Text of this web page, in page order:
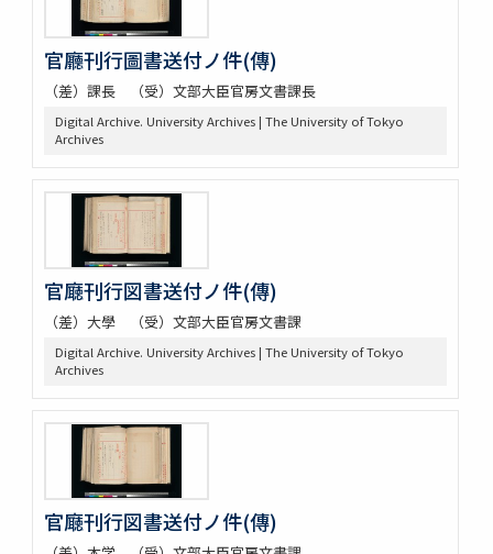
官廳刊行圖書送付ノ件(傳)
（差）課長 （受）文部大臣官房文書課長
Digital Archive. University Archives | The University of Tokyo
Archives
官廰刊行図書送付ノ件(傳)
（差）大學 （受）文部大臣官房文書課
Digital Archive. University Archives | The University of Tokyo
Archives
官廰刊行図書送付ノ件(傳)